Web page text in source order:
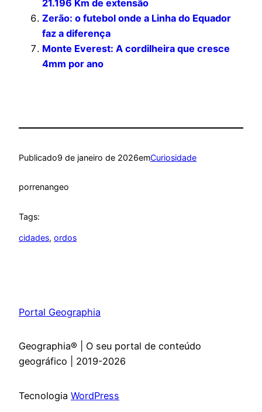
21.196 Km de extensão
Zerão: o futebol onde a Linha do Equador
faz a diferença
Monte Everest: A cordilheira que cresce
4mm por ano
Publicado9 de janeiro de 2026emCuriosidade
porrenangeo
Tags:
cidades, ordos
Portal Geographia
Geographia® | O seu portal de conteúdo
geográfico | 2019-2026
Tecnologia WordPress